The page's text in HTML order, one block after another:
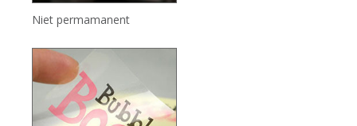
Niet permamanent